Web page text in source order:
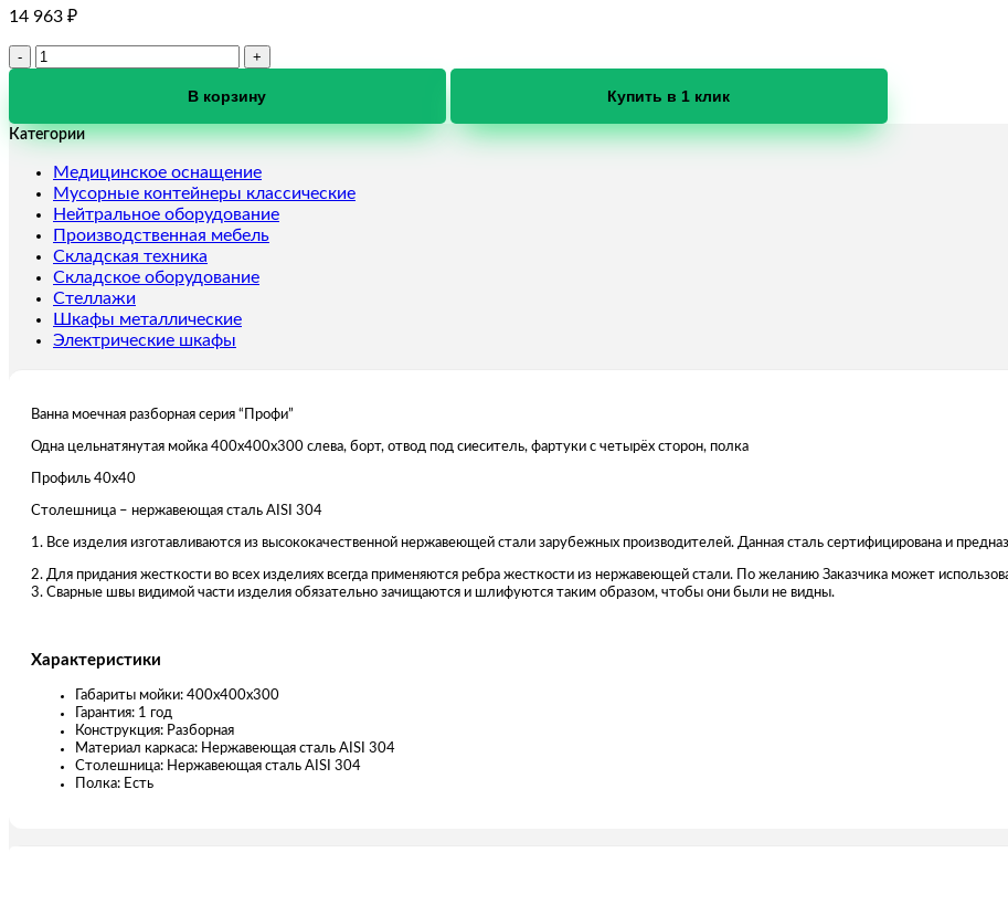
14 963 ₽
Количество
разборная
полкой
серии
"профи"ВМЛ1Р6
В корзину Купить в 1 клик
Категории
Медицинское оснащение
Мусорные контейнеры классические
Нейтральное оборудование
Производственная мебель
Складская техника
Складское оборудование
Стеллажи
Шкафы металлические
Электрические шкафы
Ванна моечная разборная серия “Профи”
Одна цельнатянутая мойка 400х400х300 слева, борт, отвод под сиеситель, фартуки с четырёх сторон, полка
Профиль 40х40
Столешница – нержавеющая сталь AISI 304
1. Все изделия изготавливаются из высококачественной нержавеющей стали зарубежных производителей. Данная сталь сертифицирована и
2. Для придания жесткости во всех изделиях всегда применяются ребра жесткости из нержавеющей стали. По желанию Заказчика может
3. Сварные швы видимой части изделия обязательно зачищаются и шлифуются таким образом, чтобы они были не видны.
Характеристики
Габариты мойки: 400х400х300
Гарантия: 1 год
Конструкция: Разборная
Материал каркаса: Нержавеющая сталь AISI 304
Столешница: Нержавеющая сталь AISI 304
Полка: Есть